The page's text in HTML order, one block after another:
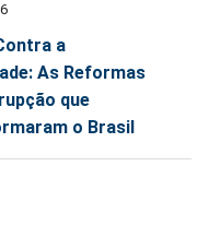
a
As Reformas
que
o Brasil